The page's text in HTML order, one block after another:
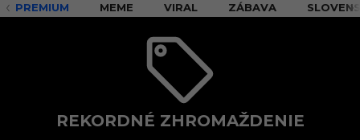
PREMIUM MEME VIRAL ZÁBAVA
REKORDNÉ ZHROMAŽDENIE